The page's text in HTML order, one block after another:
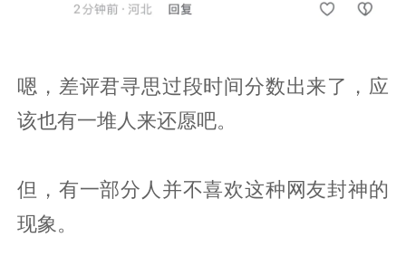
嗯，差评君寻思过段时间分数出来了，应
该也有一堆人来还愿吧。
但，有一部分人并不喜欢这种网友封神的
现象。